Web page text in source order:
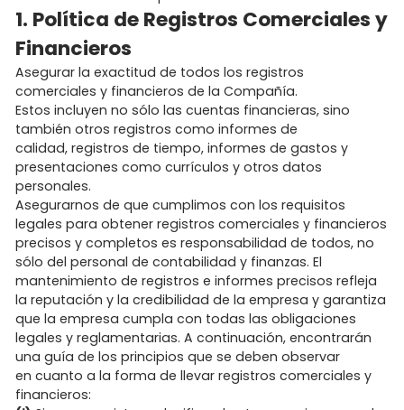
1. Política de Registros Comerciales y
Financieros
Asegurar la exactitud de todos los registros
comerciales y financieros de la Compañía.
Estos incluyen no sólo las cuentas financieras, sino
también otros registros como informes de
calidad, registros de tiempo, informes de gastos y
presentaciones como currículos y otros datos
personales.
Asegurarnos de que cumplimos con los requisitos
legales para obtener registros comerciales y financieros
precisos y completos es responsabilidad de todos, no
sólo del personal de contabilidad y finanzas. El
mantenimiento de registros e informes precisos refleja
la reputación y la credibilidad de la empresa y garantiza
que la empresa cumpla con todas las obligaciones
legales y reglamentarias. A continuación, encontrarán
una guía de los principios que se deben observar
en cuanto a la forma de llevar registros comerciales y
financieros: